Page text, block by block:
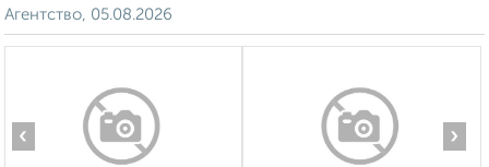
Агентство, 05.08.2026
‹ ›